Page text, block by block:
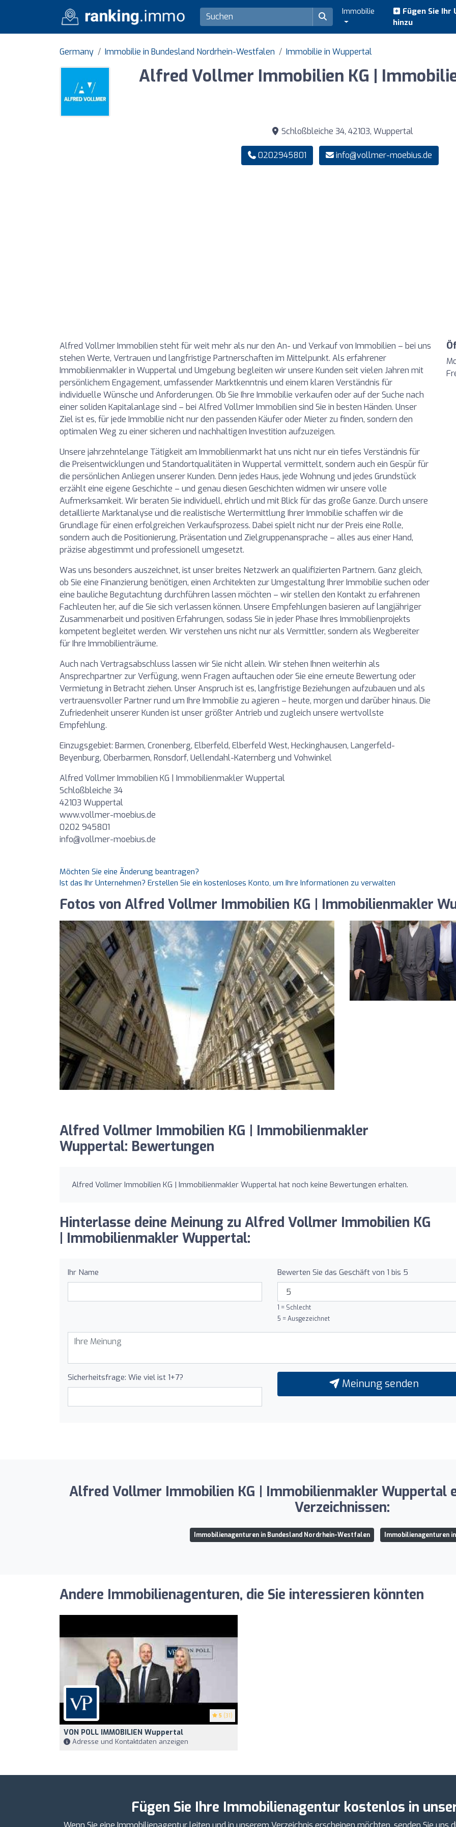
Immobilie
Fügen Sie
hinzu
Germany Immobilie in Bundesland Nordrhein-Westfalen Immobilie in Wuppertal
Alfred Vollmer Immobilien KG |
Schloßbleiche 34, 42103, Wuppertal
0202945801 info@vollmer-moebius.de
Alfred Vollmer Immobilien steht für weit mehr als nur den An- und Verkauf von Immobilien – bei uns
stehen Werte, Vertrauen und langfristige Partnerschaften im Mittelpunkt. Als erfahrener
Immobilienmakler in Wuppertal und Umgebung begleiten wir unsere Kunden seit vielen Jahren mit
persönlichem Engagement, umfassender Marktkenntnis und einem klaren Verständnis für
individuelle Wünsche und Anforderungen. Ob Sie Ihre Immobilie verkaufen oder auf der Suche nach
einer soliden Kapitalanlage sind – bei Alfred Vollmer Immobilien sind Sie in besten Händen. Unser
Ziel ist es, für jede Immobilie nicht nur den passenden Käufer oder Mieter zu finden, sondern den
optimalen Weg zu einer sicheren und nachhaltigen Investition aufzuzeigen.
Unsere jahrzehntelange Tätigkeit am Immobilienmarkt hat uns nicht nur ein tiefes Verständnis für
die Preisentwicklungen und Standortqualitäten in Wuppertal vermittelt, sondern auch ein Gespür für
die persönlichen Anliegen unserer Kunden. Denn jedes Haus, jede Wohnung und jedes Grundstück
erzählt eine eigene Geschichte – und genau diesen Geschichten widmen wir unsere volle
Aufmerksamkeit. Wir beraten Sie individuell, ehrlich und mit Blick für das große Ganze. Durch unsere
detaillierte Marktanalyse und die realistische Wertermittlung Ihrer Immobilie schaffen wir die
Grundlage für einen erfolgreichen Verkaufsprozess. Dabei spielt nicht nur der Preis eine Rolle,
sondern auch die Positionierung, Präsentation und Zielgruppenansprache – alles aus einer Hand,
präzise abgestimmt und professionell umgesetzt.
Was uns besonders auszeichnet, ist unser breites Netzwerk an qualifizierten Partnern. Ganz gleich,
ob Sie eine Finanzierung benötigen, einen Architekten zur Umgestaltung Ihrer Immobilie suchen oder
eine bauliche Begutachtung durchführen lassen möchten – wir stellen den Kontakt zu erfahrenen
Fachleuten her, auf die Sie sich verlassen können. Unsere Empfehlungen basieren auf langjähriger
Zusammenarbeit und positiven Erfahrungen, sodass Sie in jeder Phase Ihres Immobilienprojekts
kompetent begleitet werden. Wir verstehen uns nicht nur als Vermittler, sondern als Wegbereiter
für Ihre Immobilienträume.
Auch nach Vertragsabschluss lassen wir Sie nicht allein. Wir stehen Ihnen weiterhin als
Ansprechpartner zur Verfügung, wenn Fragen auftauchen oder Sie eine erneute Bewertung oder
Vermietung in Betracht ziehen. Unser Anspruch ist es, langfristige Beziehungen aufzubauen und als
vertrauensvoller Partner rund um Ihre Immobilie zu agieren – heute, morgen und darüber hinaus. Die
Zufriedenheit unserer Kunden ist unser größter Antrieb und zugleich unsere wertvollste
Empfehlung.
Einzugsgebiet: Barmen, Cronenberg, Elberfeld, Elberfeld West, Heckinghausen, Langerfeld-
Beyenburg, Oberbarmen, Ronsdorf, Uellendahl-Katernberg und Vohwinkel
Alfred Vollmer Immobilien KG | Immobilienmakler Wuppertal
Schloßbleiche 34
42103 Wuppertal
www.vollmer-moebius.de
0202 945801
info@vollmer-moebius.de
Möchten Sie eine Änderung beantragen?
Ist das Ihr Unternehmen? Erstellen Sie ein kostenloses Konto, um Ihre Informationen zu verwalten
Fotos von Alfred Vollmer Immobilien KG | Immobilienmakler
Alfred Vollmer Immobilien KG | Immobilienmakler
Wuppertal: Bewertungen
Alfred Vollmer Immobilien KG | Immobilienmakler Wuppertal hat noch keine Bewertungen erhalten.
Hinterlasse deine Meinung zu Alfred Vollmer Immobilien KG
| Immobilienmakler Wuppertal:
Ihr Name Bewerten Sie das Geschäft von 1 bis 5
1 = Schlecht
5 = Ausgezeichnet
Sicherheitsfrage: Wie viel ist 1+7? Meinung senden
Alfred Vollmer Immobilien KG | Immobilienmakler Wuppertal
Verzeichnissen:
Immobilienagenturen in Bundesland Nordrhein-Westfalen Immobilienagenturen
Andere Immobilienagenturen, die Sie interessieren könnten
5 (31)
VON POLL IMMOBILIEN Wuppertal
Adresse und Kontaktdaten anzeigen
Fügen Sie Ihre Immobilienagentur kostenlos in